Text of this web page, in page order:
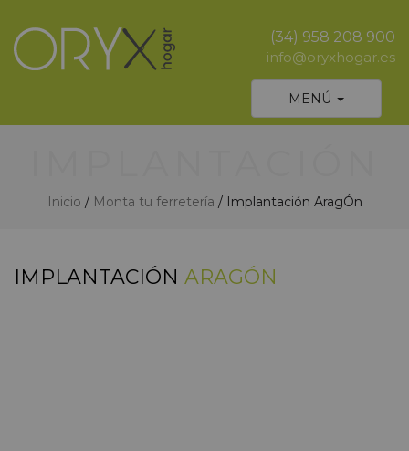
(34) 958 208 900
info@oryxhogar.es
Desplegar
navegación
MENÚ
Inicio / Monta tu ferretería / Implantación AragÓn
IMPLANTACIÓN ARAGÓN